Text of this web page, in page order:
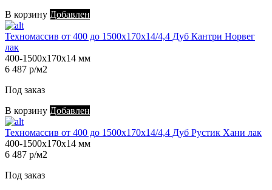
В корзину Добавлен
Техномассив от 400 до 1500х170х14/4,4 Дуб Кантри Норвег
лак
400-1500х170х14 мм
6 487 р/м2
Под заказ
В корзину Добавлен
Техномассив от 400 до 1500х170х14/4,4 Дуб Рустик Хани лак
400-1500х170х14 мм
6 487 р/м2
Под заказ